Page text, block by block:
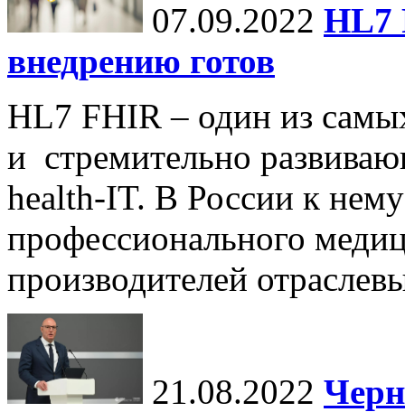
07.09.2022 HL7
внедрению готов
HL7 FHIR – один из
и стремительно
health-IT. В России к
профессионального
производителей
21.08.2022